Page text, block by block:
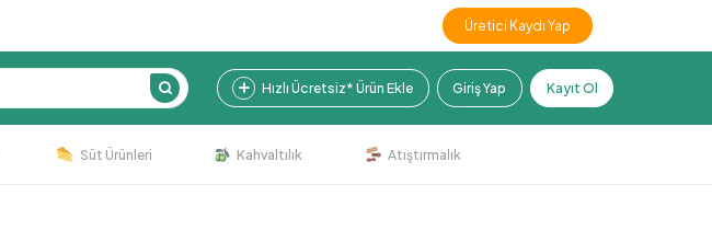
Üretici Kaydı Yap
Hızlı Ücretsiz* Ürün Ekle Giriş Yap Kayıt Ol
Süt Ürünleri Kahvaltılık Atıştırmalık